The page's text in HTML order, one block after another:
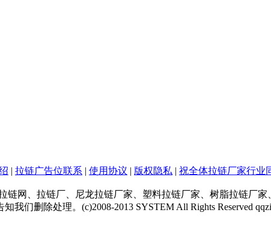
| 拉链广告位联系 | 使用协议 | 版权隐私 | 祝全体拉链厂家行业
链网、拉链厂、尼龙拉链厂家、塑料拉链厂家、树脂拉链厂
我们删除处理。(c)2008-2013 SYSTEM All Rights Reserved